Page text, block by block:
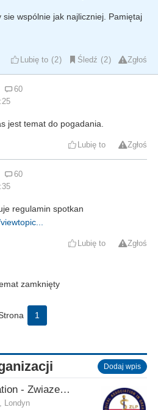
wspólnie jak najliczniej. Pamiętaj
Lubię to 2 Śledź 2 Zgłoś
60
jest temat do pogadania.
Lubię to Zgłoś
60
regulamin spotkan
Lubię to Zgłoś
zamknięty
1
Dodaj wpis
Polish Medical Association - Zwiazek Lekarzy Polskich w Wielkiej Brytanii
Londyn